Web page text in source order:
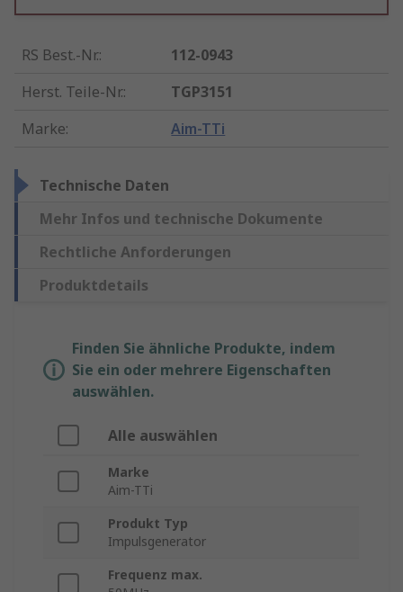
RS Best.-Nr.:
112-0943
Herst. Teile-Nr.:
TGP3151
Marke: Aim-TTi
Technische Daten
Mehr Infos und technische Dokumente
Rechtliche Anforderungen
Produktdetails
Finden Sie ähnliche Produkte, indem
Sie ein oder mehrere Eigenschaften
auswählen.
Alle auswählen
Marke
Aim-TTi
Produkt Typ
Impulsgenerator
Frequenz max.